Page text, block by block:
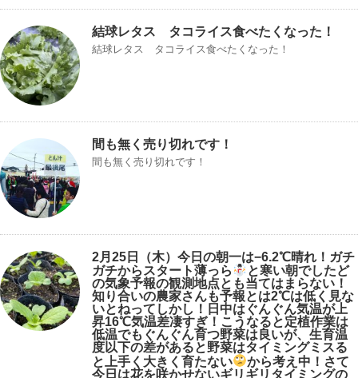
結球レタス タコライス食べたくなった！
結球レタス タコライス食べたくなった！
間も無く売り切れです！
間も無く売り切れです！
2月25日（木）今日の朝一は−6.2℃晴れ！ガチ
ガチからスタート薄っら
と寒い朝でしたど
の気象予報の観測地点とも当てはまらない！
知り合いの農家さんも予報とは2℃は低く見な
いとねってしかし！日中はぐんぐん気温が上
昇16℃気温差凄すぎ！こうなると定植作業は
低温でもぐんぐん育つ野菜は良いが、生育温
度以下の差があると野菜はタイミングミスる
と上手く大きく育たない
から考え中！さて
今日は花を咲かせないギリギリタイミングの